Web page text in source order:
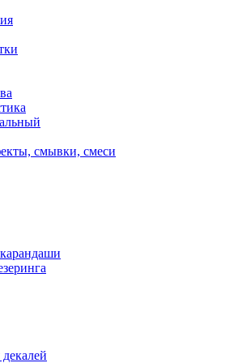
смывки, смеси